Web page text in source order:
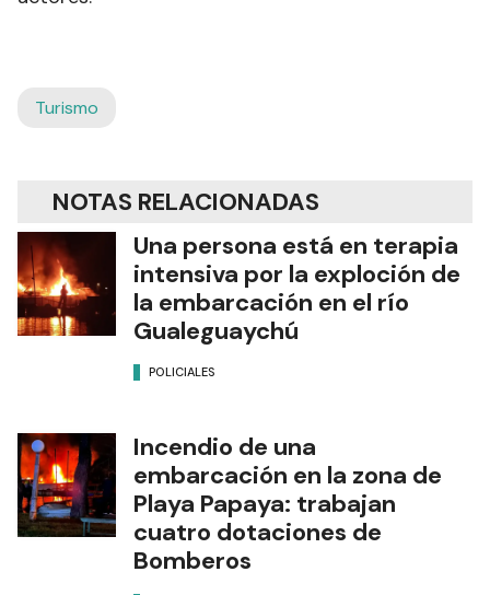
Turismo
NOTAS RELACIONADAS
Una persona está en terapia
intensiva por la exploción de
la embarcación en el río
Gualeguaychú
POLICIALES
Incendio de una
embarcación en la zona de
Playa Papaya: trabajan
cuatro dotaciones de
Bomberos